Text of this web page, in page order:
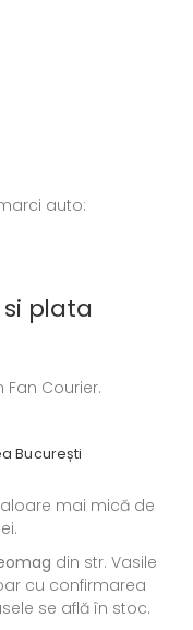
auto:
plata
Fan Courier.
București
mai mică de
din str. Vasile
cu confirmarea
se află în stoc.